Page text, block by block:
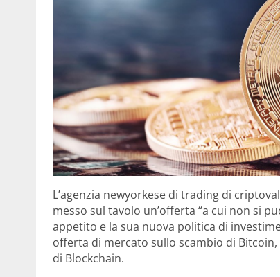
L’agenzia newyorkese di trading di
messo sul tavolo un’offerta “a cui non si
appetito e la sua nuova politica di
offerta di mercato sullo scambio di
di Blockchain.